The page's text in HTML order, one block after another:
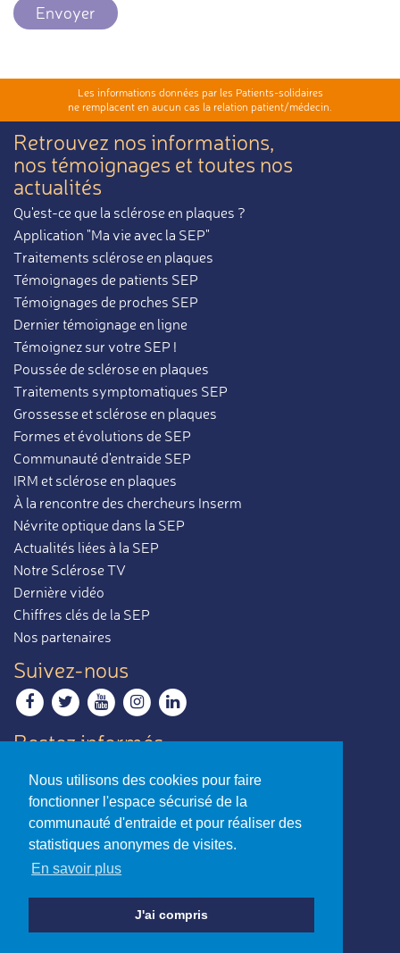
Nous utilisons des cookies pour faire
fonctionner l'espace sécurisé de la
communauté d'entraide et pour réaliser des
statistiques anonymes de visites.
En savoir plus
J'ai compris
Envoyer
Les informations données par les Patients-solidaires
ne remplacent en aucun cas la relation patient/médecin.
Retrouvez nos informations,
nos témoignages et toutes nos
actualités
Qu'est-ce que la sclérose en plaques ?
Application "Ma vie avec la SEP"
Traitements sclérose en plaques
Témoignages de patients SEP
Témoignages de proches SEP
Dernier témoignage en ligne
Témoignez sur votre SEP !
Poussée de sclérose en plaques
Traitements symptomatiques SEP
Grossesse et sclérose en plaques
Formes et évolutions de SEP
Communauté d'entraide SEP
IRM et sclérose en plaques
À la rencontre des chercheurs Inserm
Névrite optique dans la SEP
Actualités liées à la SEP
Notre Sclérose TV
Dernière vidéo
Chiffres clés de la SEP
Nos partenaires
Suivez-nous
Restez informés
Contactez-nous
Envoyer un e-mail
La sclérose en plaques,
par ceux qui en parlent le mieux.
© Association Notre Sclérose - Loi 1901